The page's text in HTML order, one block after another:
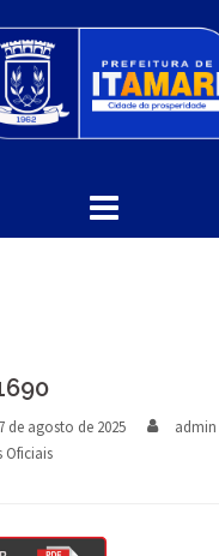
de agosto de 2025
admin
Oficiais